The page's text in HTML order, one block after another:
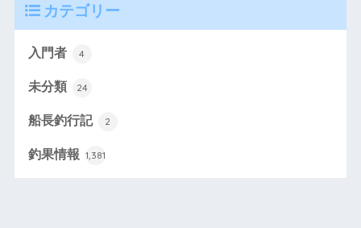
カテゴリー
入門者 4
未分類 24
船長釣行記 2
釣果情報 1,381